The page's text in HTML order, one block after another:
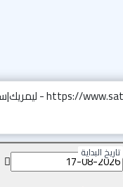
تاريخ البداية